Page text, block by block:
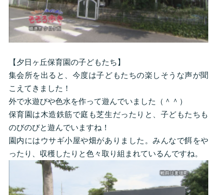
【夕日ヶ丘保育園の子どもたち】
集会所を出ると、今度は子どもたちの楽しそうな声が聞
こえてきました！
外で水遊びや色水を作って遊んでいました（＾＾）
保育園は木造鉄筋で庭も芝生だったりと、子どもたちも
のびのびと遊んでいますね！
園内にはウサギ小屋や畑がありました。みんなで餌をや
ったり、収穫したりと色々取り組まれているんですね。